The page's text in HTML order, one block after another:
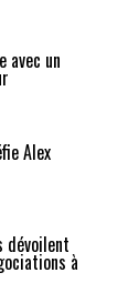
avec un
Alex
dévoilent
à